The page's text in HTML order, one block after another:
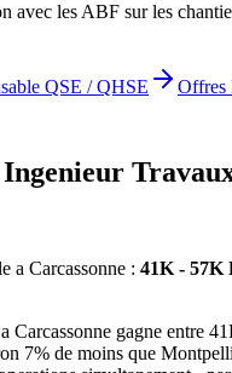
avec les ABF sur les
QSE / QHSE Offres
Ingenieur
a Carcassonne : 41K - 57K
Carcassonne gagne entre
7% de moins que